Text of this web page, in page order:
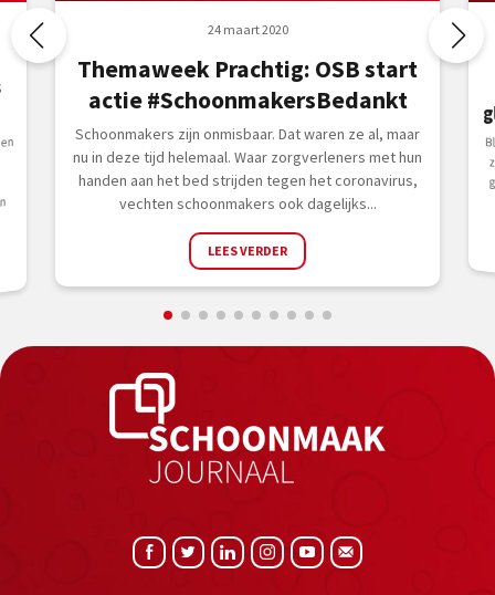
24 maart 2020
Themaweek Prachtig: OSB start
actie #SchoonmakersBedankt
Schoonmakers zijn onmisbaar. Dat waren ze al, maar
nu in deze tijd helemaal. Waar zorgverleners met hun
handen aan het bed strijden tegen het coronavirus,
vechten schoonmakers ook dagelijks...
LEES VERDER